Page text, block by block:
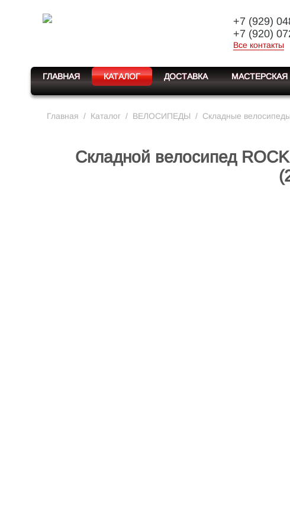
+7 (929)
+7 (920)
Все контакты
ГЛАВНАЯ КАТАЛОГ ДОСТАВКА МАСТЕРСКАЯ
Главная / Каталог / ВЕЛОСИПЕДЫ / Складные велосипеды
Складной велосипед